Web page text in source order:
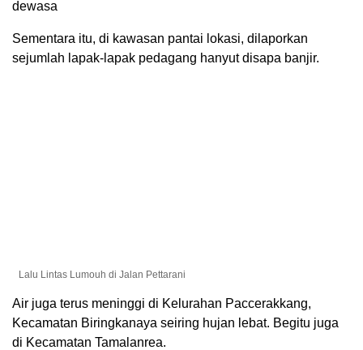
dewasa
Sementara itu, di kawasan pantai lokasi, dilaporkan
sejumlah lapak-lapak pedagang hanyut disapa banjir.
Lalu Lintas Lumouh di Jalan Pettarani
Air juga terus meninggi di Kelurahan Paccerakkang,
Kecamatan Biringkanaya seiring hujan lebat. Begitu juga
di Kecamatan Tamalanrea.